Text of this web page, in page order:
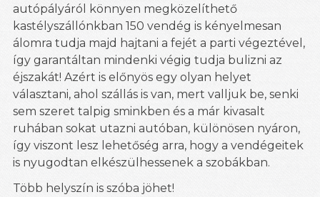
autópályáról könnyen megközelíthető
kastélyszállónkban 150 vendég is kényelmesan
álomra tudja majd hajtani a fejét a parti végeztével,
így garantáltan mindenki végig tudja bulizni az
éjszakát! Azért is előnyös egy olyan helyet
választani, ahol szállás is van, mert valljuk be, senki
sem szeret talpig sminkben és a már kivasalt
ruhában sokat utazni autóban, különösen nyáron,
így viszont lesz lehetőség arra, hogy a vendégeitek
is nyugodtan elkészülhessenek a szobákban.
Több helyszín is szóba jöhet!